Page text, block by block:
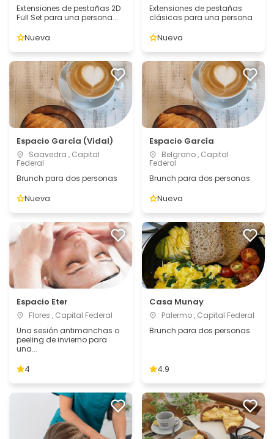
Extensiones de pestañas 2D
Full Set para una persona...
Nueva
Extensiones de pestañas
clásicas para una persona
Nueva
Espacio García (Vidal)
Saavedra , Capital
Federal
Brunch para dos personas
Nueva
Espacio García
Belgrano , Capital
Federal
Brunch para dos personas
Nueva
Espacio Eter
Flores , Capital Federal
Una sesión antimanchas o
peeling de invierno para
una...
4
Casa Munay
Palermo , Capital Federal
Brunch para dos personas
4.9